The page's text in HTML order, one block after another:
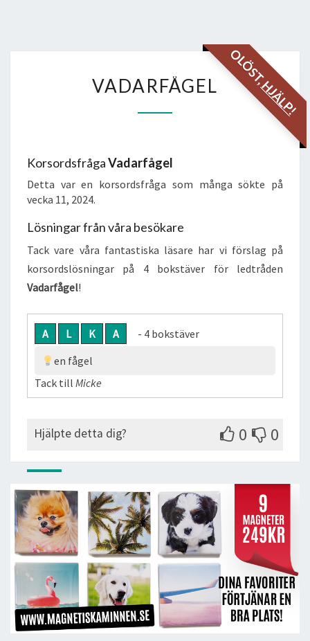
OLÖST,
HJÄLP!
VADARFÅGEL
VADARFÅGEL
KorsordsfrågaVadarfågel
Detta var en korsordsfråga som många sökte på
vecka 11, 2024.
Lösningar från våra besökare
Tack vare våra fantastiska läsare har vi förslag på
korsordslösningar på 4 bokstäver för ledtråden
Vadarfågel!
A L K A
- 4 bokstäver
en fågel
Tack till Micke
Hjälpte detta dig? 0 0